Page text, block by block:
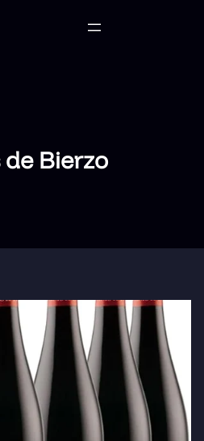
Bierzo